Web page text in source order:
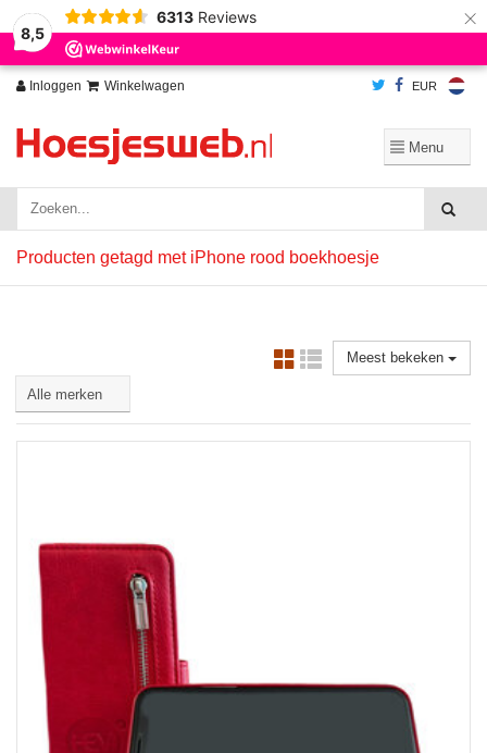
8,5
6313 Reviews ×
Inloggen Winkelwagen EUR
Producten getagd met iPhone rood boekhoesje
Meest bekeken
Wij slaan cookies op om onze website te verbeteren. Is dat akkoord?
Ja
Nee